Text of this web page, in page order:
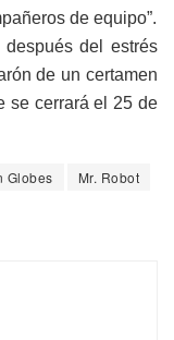
de equipo”.
del estrés
de un certamen
se cerrará el 25 de
Globes
Mr. Robot